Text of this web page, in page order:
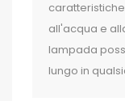
all'acqua e
lampada
lungo in